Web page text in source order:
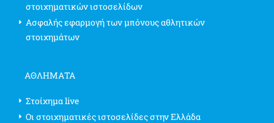
στοιχηματικών ιστοσελίδων
Ασφαλής εφαρμογή των μπόνους αθλητικών
στοιχημάτων
ΑΘΛΗΜΑΤΑ
Στοίχημα live
Οι στοιχηματικές ιστοσελίδες στην Ελλάδα